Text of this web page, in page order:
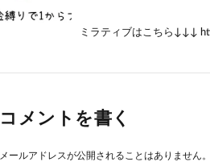
ミラティブはこちら↓↓↓
コメントを書く
メールアドレスが公開されることはありません。